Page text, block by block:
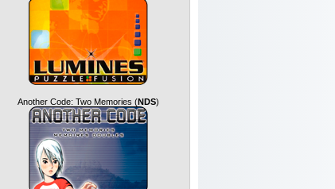
Another Code: Two Memories (NDS)